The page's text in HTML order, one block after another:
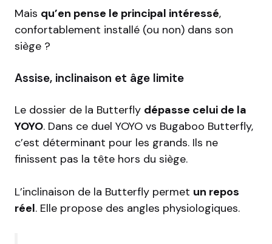
Mais qu’en pense le principal intéressé,
confortablement installé (ou non) dans son
siège ?
Assise, inclinaison et âge limite
Le dossier de la Butterfly dépasse celui de la
YOYO. Dans ce duel YOYO vs Bugaboo Butterfly,
c’est déterminant pour les grands. Ils ne
finissent pas la tête hors du siège.
L’inclinaison de la Butterfly permet un repos
réel. Elle propose des angles physiologiques.